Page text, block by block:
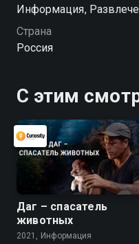
Клуб вы можете
HD качестве на
Информация,
Страна
Россия
С этим
Даг – спасатель
животных
2021, Информация